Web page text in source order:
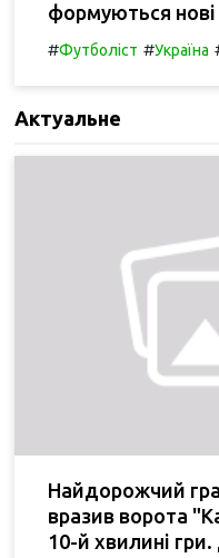
формуються
#Футболіст #Україна
Актуальне
Найдорожчий
вразив ворота
10-й хвилині